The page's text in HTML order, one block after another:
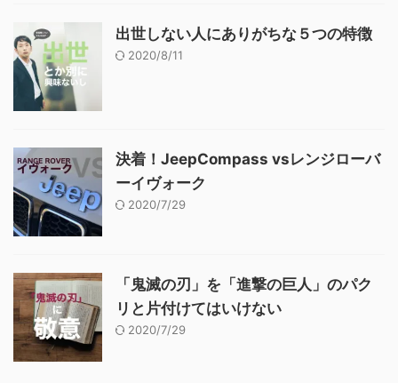
出世しない人にありがちな５つの特徴
2020/8/11
決着！JeepCompass vsレンジローバ
ーイヴォーク
2020/7/29
「鬼滅の刃」を「進撃の巨人」のパク
リと片付けてはいけない
2020/7/29